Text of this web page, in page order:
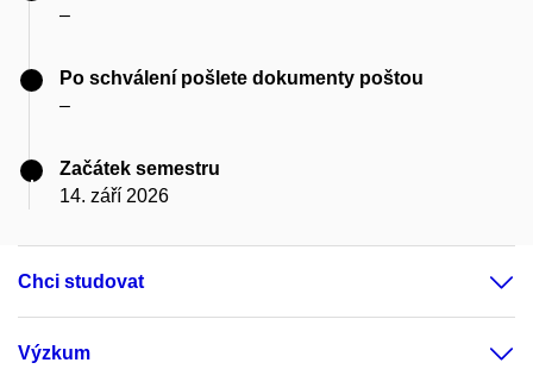
–
Po schválení pošlete dokumenty poštou
–
Začátek semestru
14. září 2026
Chci studovat
Výzkum